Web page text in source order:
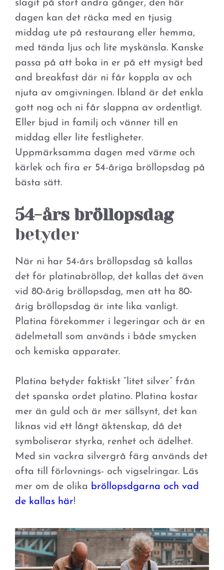
slagit på stort andra gånger, den här
dagen kan det räcka med en tjusig
middag ute på restaurang eller hemma,
med tända ljus och lite myskänsla. Kanske
passa på att boka in er på ett mysigt bed
and breakfast där ni får koppla av och
njuta av omgivningen. Ibland är det enkla
gott nog och ni får slappna av ordentligt.
Eller bjud in familj och vänner till en
middag eller lite festligheter.
Uppmärksamma dagen med värme och
kärlek och fira er 54-åriga bröllopsdag på
bästa sätt.
54-års bröllopsdag
betyder
När ni har 54-års bröllopsdag så kallas
det för platinabröllop, det kallas det även
vid 80-årig bröllopsdag, men att ha 80-
årig bröllopsdag är inte lika vanligt.
Platina förekommer i legeringar och är en
ädelmetall som används i både smycken
och kemiska apparater.
Platina betyder faktiskt “litet silver” från
det spanska ordet platino. Platina kostar
mer än guld och är mer sällsynt, det kan
liknas vid ett långt äktenskap, då det
symboliserar styrka, renhet och ädelhet.
Med sin vackra silvergrå färg används det
ofta till förlovnings- och vigselringar. Läs
mer om de olika bröllopsdgarna och vad
de kallas här!